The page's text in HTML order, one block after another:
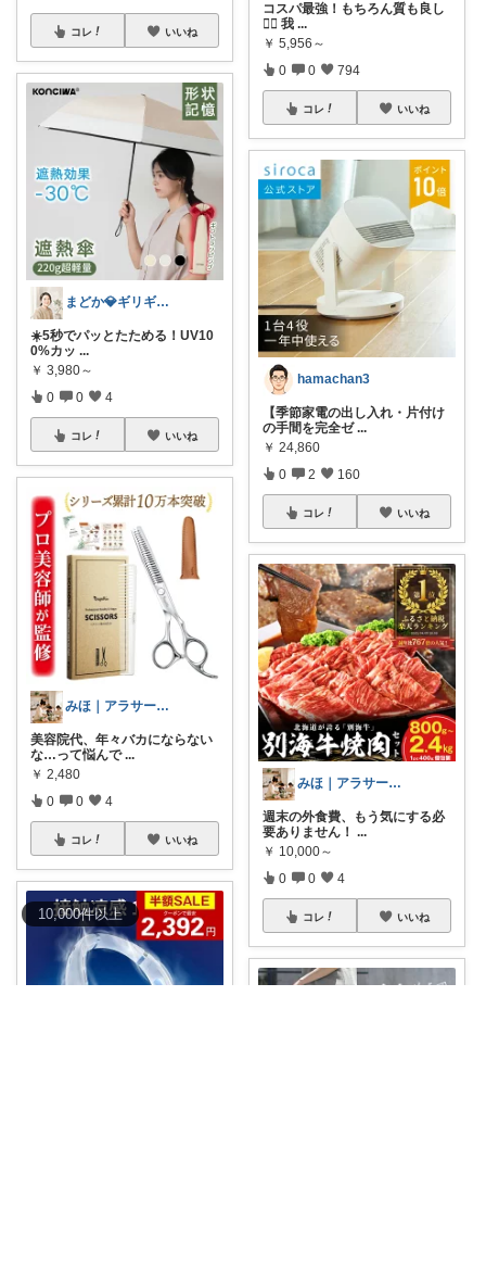
10,000件以上
コレ いいね
まどか💎ギリギリアラサーOL
☀️5秒でパッとたためる！UV10
0%カッ ...
￥ 3,980～
0 0 4
コレ いいね
みほ｜アラサー主婦｜共働き｜2児育児中
美容院代、年々バカにならない
な…って悩んで ...
￥ 2,480
0 0 4
コレ いいね
コスパ最強！もちろん質も良し
🙆‍♀️ 我 ...
￥ 5,956～
0 0 794
コレ いいね
hamachan3
【季節家電の出し入れ・片付け
の手間を完全ゼ ...
￥ 24,860
0 2 160
コレ いいね
みほ｜アラサー主婦｜共働き｜2児育児中
週末の外食費、もう気にする必
要ありません！ ...
￥ 10,000～
0 0 4
コレ いいね